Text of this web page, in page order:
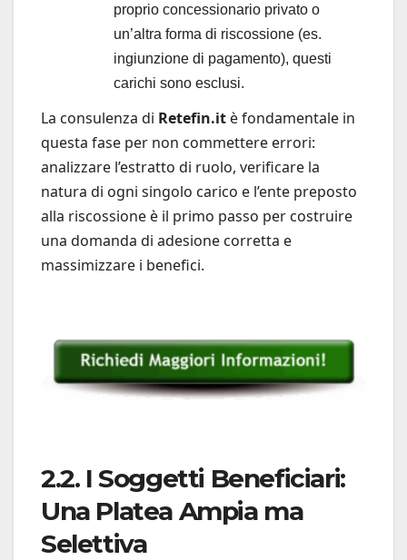
proprio concessionario privato o
un’altra forma di riscossione (es.
ingiunzione di pagamento), questi
carichi sono esclusi.
La consulenza di Retefin.it è fondamentale in
questa fase per non commettere errori:
analizzare l’estratto di ruolo, verificare la
natura di ogni singolo carico e l’ente preposto
alla riscossione è il primo passo per costruire
una domanda di adesione corretta e
massimizzare i benefici.
2.2. I Soggetti Beneficiari:
Una Platea Ampia ma
Selettiva